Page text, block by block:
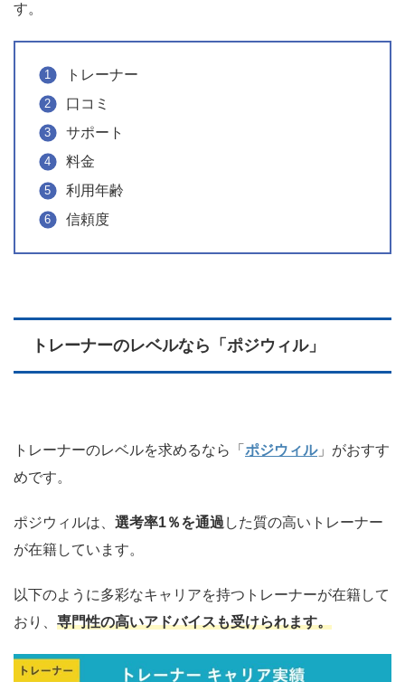
す。
トレーナー
口コミ
サポート
料金
利用年齢
信頼度
トレーナーのレベルなら「ポジウィル」
トレーナーのレベルを求めるなら「 ポジウィル」がおすす
めです。
ポジウィルは、 選考率1％を通過 した質の高いトレーナー
が在籍しています。
以下のように多彩なキャリアを持つトレーナーが在籍して
おり、 専門性の高いアドバイスも受けられます。